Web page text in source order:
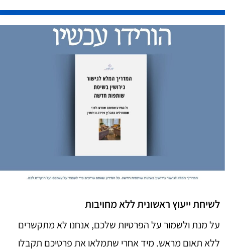
לשיחת ייעוץ ראשונית ללא מחויבות
על מנת ולשמור על הפרטיות שלכם, אנחנו לא מתקשרים
ללא תאום מראש. מיד אחרי שתמלאו את פרטיכם תקבלו